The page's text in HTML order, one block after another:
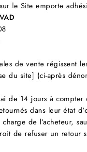
le Site emporte
de vente régissent
du site] (ci-après
de 14 jours à
dans leur état
de l’acheteur,
de refuser un retour